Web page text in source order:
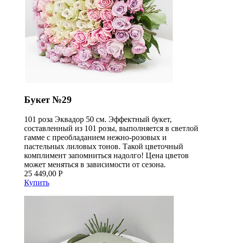
Букет №29
101 роза Эквадор 50 см. Эффектный букет,
составленный из 101 розы, выполняется в светлой
гамме с преобладанием нежно-розовых и
пастельных лиловых тонов. Такой цветочный
комплимент запомниться надолго! Цена цветов
может меняться в зависимости от сезона.
25 449,00 Р
Купить